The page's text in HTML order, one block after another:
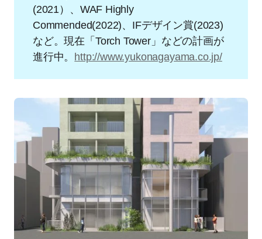
(2021）、WAF Highly
Commended(2022)、IFデザイン賞(2023)
など。現在「Torch Tower」などの計画が
進行中。 http://www.yukonagayama.co.jp/